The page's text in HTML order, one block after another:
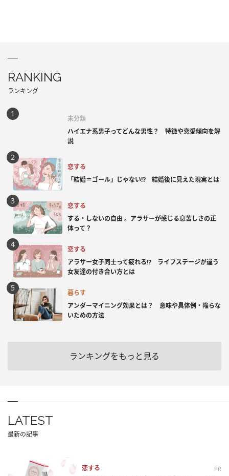
RANKING
ランキング
未分類
ハイエナ系男子ってどんな男性？ 特徴や恋愛傾向を解
説
恋する
「結婚＝ゴール」じゃない⁉ 結婚後に見えた現実とは
恋する
する・しないの自由 。アラサーが感じる息苦しさの正
体って？
恋する
アラサー女子同士って疲れる⁉ ライフステージが違う
女友達の付き合い方とは
暮らす
アンダーマイニング効果とは？ 意味や具体例・陥らな
いための方法
ランキングをもっと見る
LATEST
最新の記事
恋する PR